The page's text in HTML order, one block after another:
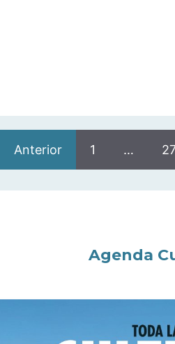
Anterior 1 …
Agenda